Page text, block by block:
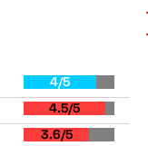
4/5
4.5/5
3.6/5